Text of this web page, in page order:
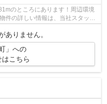
のところにあります！周辺環境
件の詳しい情報は、当社スタッフ
ありません。
」への
こちら